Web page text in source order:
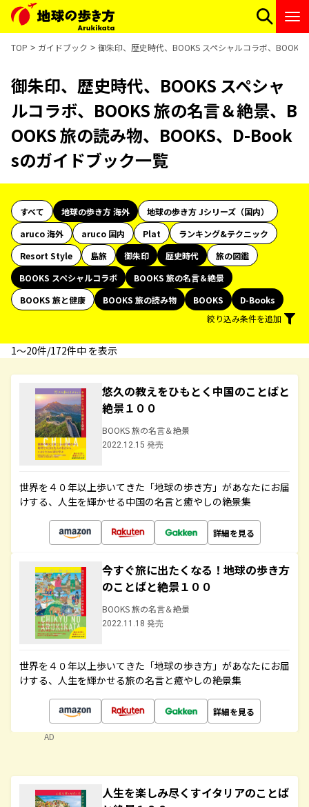
TOP ガイドブック 御朱印、歴史時代、BOOKS スペシャルコラボ、
御朱印、歴史時代、BOOKS スペシャ
ルコラボ、BOOKS 旅の名言＆絶景、B
OOKS 旅の読み物、BOOKS、D-Book
sのガイドブック一覧
すべて 地球の歩き方 海外
地球の歩き方 Jシリーズ（国内）
aruco 海外
aruco 国内 Plat
ランキング&テクニック
Resort Style
島旅 御朱印 歴史時代
旅の図鑑
BOOKS スペシャルコラボ
BOOKS 旅の名言＆絶景
BOOKS 旅と健康
BOOKS 旅の読み物 BOOKS
D-Books
絞り込み条件を追加
1〜20件/172件中 を表示
悠久の教えをひもとく中国のことばと
絶景１００
BOOKS 旅の名言＆絶景
2022.12.15 発売
世界を４０年以上歩いてきた「地球の歩き方」があなたにお届
けする、人生を輝かせる中国の名言と癒やしの絶景集
詳細を見る
今すぐ旅に出たくなる！地球の歩き方
のことばと絶景１００
BOOKS 旅の名言＆絶景
2022.11.18 発売
世界を４０年以上歩いてきた「地球の歩き方」があなたにお届
けする、人生を輝かせる旅の名言と癒やしの絶景集
詳細を見る
AD
人生を楽しみ尽くすイタリアのことば